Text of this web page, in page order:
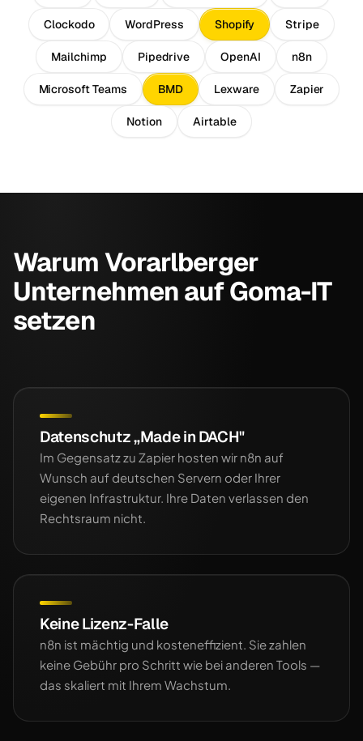
Clockodo WordPress Shopify Stripe
Mailchimp Pipedrive OpenAI n8n
Microsoft Teams BMD Lexware Zapier
Notion Airtable
Warum Vorarlberger
Unternehmen auf Goma-IT
setzen
Datenschutz „Made in DACH"
Im Gegensatz zu Zapier hosten wir n8n auf
Wunsch auf deutschen Servern oder Ihrer
eigenen Infrastruktur. Ihre Daten verlassen den
Rechtsraum nicht.
Keine Lizenz-Falle
n8n ist mächtig und kosteneffizient. Sie zahlen
keine Gebühr pro Schritt wie bei anderen Tools —
das skaliert mit Ihrem Wachstum.